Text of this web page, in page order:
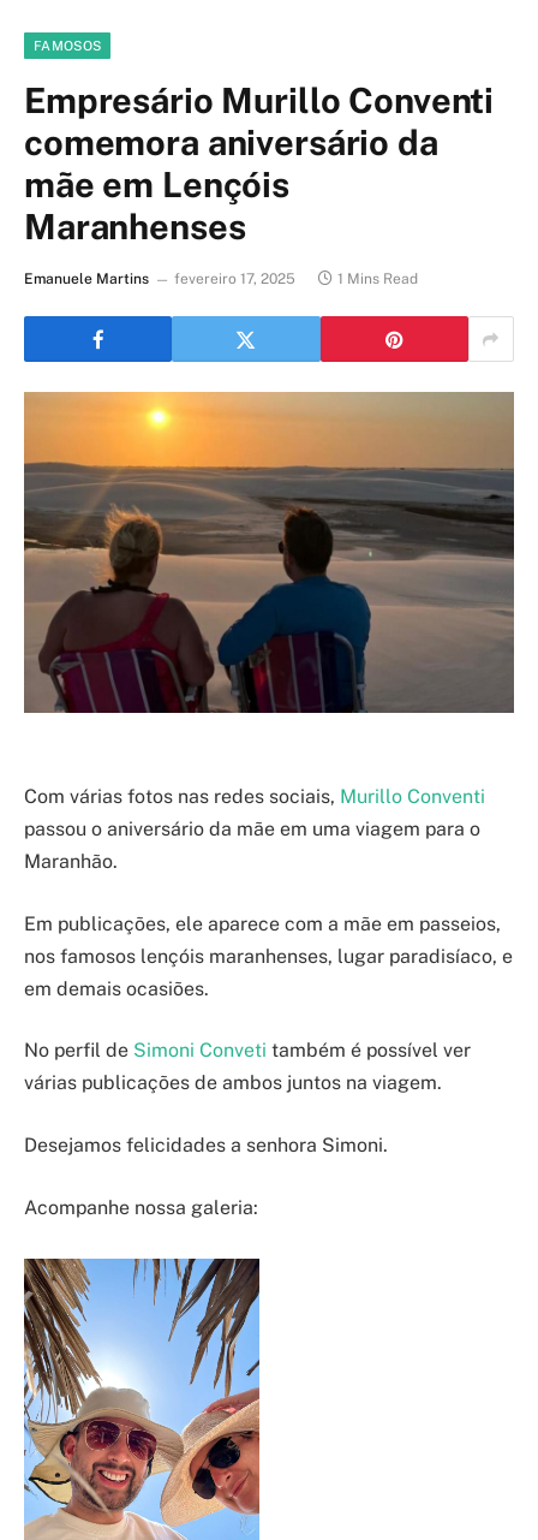
FAMOSOS
Empresário Murillo Conventi
comemora aniversário da
mãe em Lençóis
Maranhenses
Emanuele Martins fevereiro 17, 2025 1 Mins Read
Com várias fotos nas redes sociais, Murillo Conventi
passou o aniversário da mãe em uma viagem para o
Maranhão.
Em publicações, ele aparece com a mãe em passeios,
nos famosos lençóis maranhenses, lugar paradisíaco, e
em demais ocasiões.
No perfil de Simoni Conveti também é possível ver
várias publicações de ambos juntos na viagem.
Desejamos felicidades a senhora Simoni.
Acompanhe nossa galeria: